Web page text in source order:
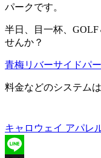
パークです。
半日、目一杯、GOLF
せんか？
青梅リバーサイドパ
料金などのシステム
キャロウェイ アパレ